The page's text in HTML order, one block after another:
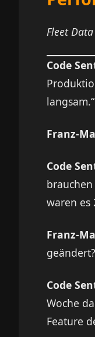
Fleet
Code
langsam.“
Franz-
Code
waren es
Franz-
Code
Woche
Feature